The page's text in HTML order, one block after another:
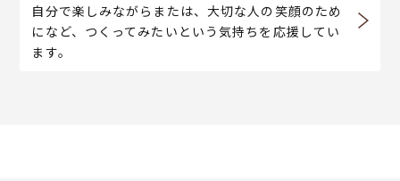
自分で楽しみながらまたは、大切な人の笑顔のため
になど、つくってみたいという気持ちを応援してい
ます。